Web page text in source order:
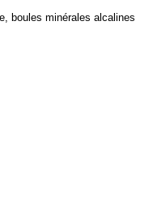
boules minérales alcalines